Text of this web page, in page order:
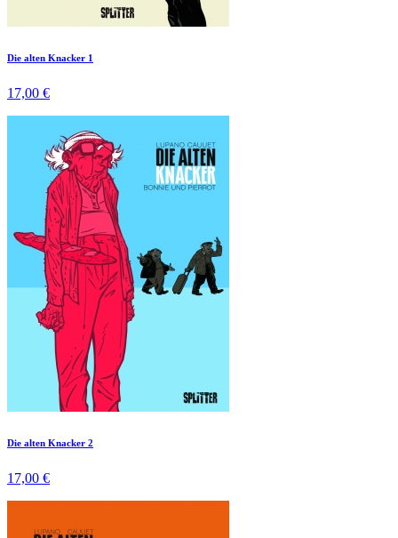
Die alten Knacker 1
17,00 €
Die alten Knacker 2
17,00 €